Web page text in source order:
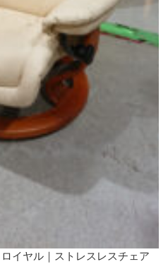
イヤル｜ストレスレスチェア